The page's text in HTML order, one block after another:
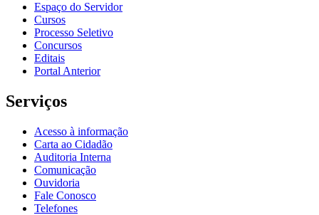
Espaço do Servidor
Cursos
Processo Seletivo
Concursos
Editais
Portal Anterior
Serviços
Acesso à informação
Carta ao Cidadão
Auditoria Interna
Comunicação
Ouvidoria
Fale Conosco
Telefones